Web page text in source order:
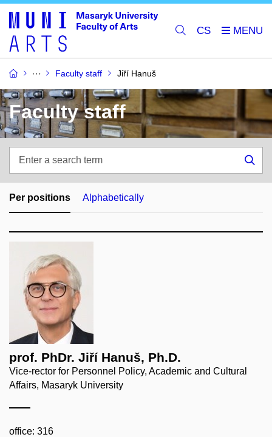
CS
Faculty staff Jiří Hanuš
Faculty staff
search
term
Per positions Alphabetically
prof. PhDr. Jiří Hanuš, Ph.D.
Vice-rector for Personnel Policy, Academic and Cultural
Affairs, Masaryk University
office: 316